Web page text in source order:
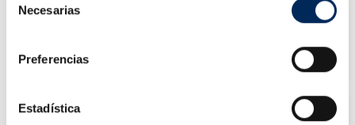
Necesarias
Preferencias
Estadística